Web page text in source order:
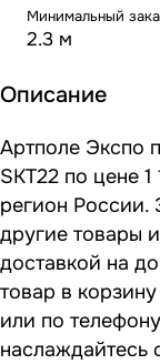
Минимальный
2.3 м
Описание
Артполе Экспо
SKT22 по цене
регион России.
другие товары
доставкой на
товар в
или по
наслаждайтесь